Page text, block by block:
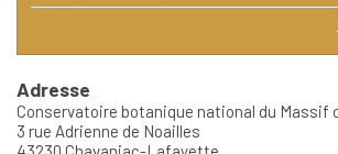
Adresse
Conservatoire botanique national du Massif
3 rue Adrienne de Noailles